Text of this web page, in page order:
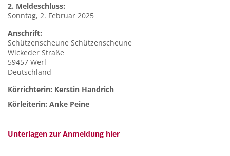
2. Meldeschluss:
Sonntag, 2. Februar 2025
Anschrift:
Schützenscheune Schützenscheune
Wickeder Straße
59457 Werl
Deutschland
Körrichterin: Kerstin Handrich
Körleiterin: Anke Peine
Unterlagen zur Anmeldung hier